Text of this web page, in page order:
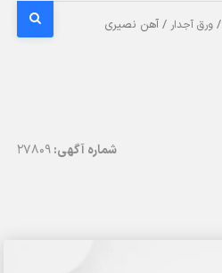
/ورق آجدار / آهن نصیری
شماره آگهی:27809